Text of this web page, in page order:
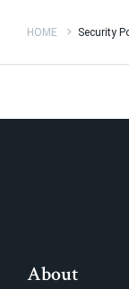
HOME Security
About